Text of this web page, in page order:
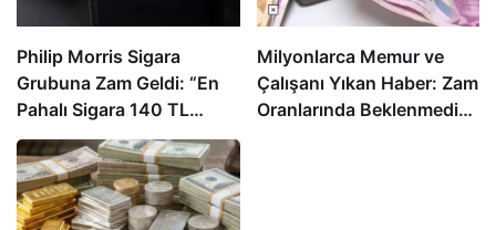
Philip Morris Sigara
Grubuna Zam Geldi: “En
Pahalı Sigara 140 TL
Oldu”
Milyonlarca Memur ve
Çalışanı Yıkan Haber: Zam
Oranlarında Beklenmedik